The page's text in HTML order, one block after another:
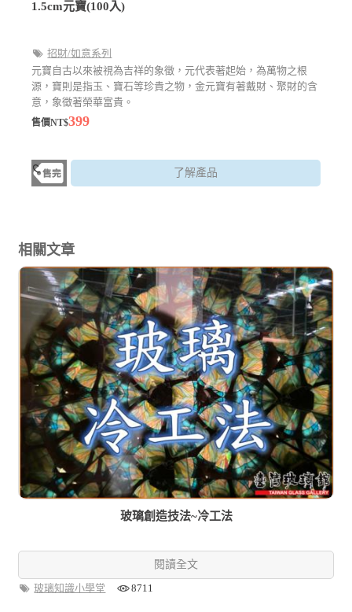
1.5cm元寶(100入)
招財/如意系列
元寶自古以來被視為吉祥的象徵，元代表著起始，為萬物之根
源，寶則是指玉、寶石等珍貴之物，金元寶有著戴財、聚財的含
意，象徵著榮華富貴。
售價NT$399
了解產品
相關文章
玻璃創造技法~冷工法
閱讀全文
玻璃知識小學堂
8711